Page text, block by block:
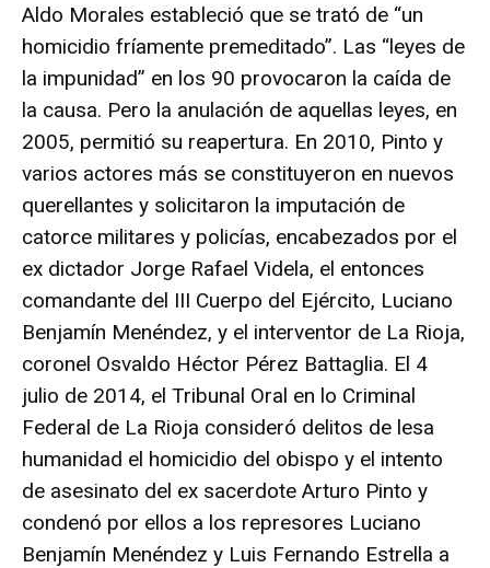
Aldo Morales estableció que se trató de “un
homicidio fríamente premeditado”. Las “leyes de
la impunidad” en los 90 provocaron la caída de
la causa. Pero la anulación de aquellas leyes, en
2005, permitió su reapertura. En 2010, Pinto y
varios actores más se constituyeron en nuevos
querellantes y solicitaron la imputación de
catorce militares y policías, encabezados por el
ex dictador Jorge Rafael Videla, el entonces
comandante del III Cuerpo del Ejército, Luciano
Benjamín Menéndez, y el interventor de La Rioja,
coronel Osvaldo Héctor Pérez Battaglia. El 4
julio de 2014, el Tribunal Oral en lo Criminal
Federal de La Rioja consideró delitos de lesa
humanidad el homicidio del obispo y el intento
de asesinato del ex sacerdote Arturo Pinto y
condenó por ellos a los represores Luciano
Benjamín Menéndez y Luis Fernando Estrella a